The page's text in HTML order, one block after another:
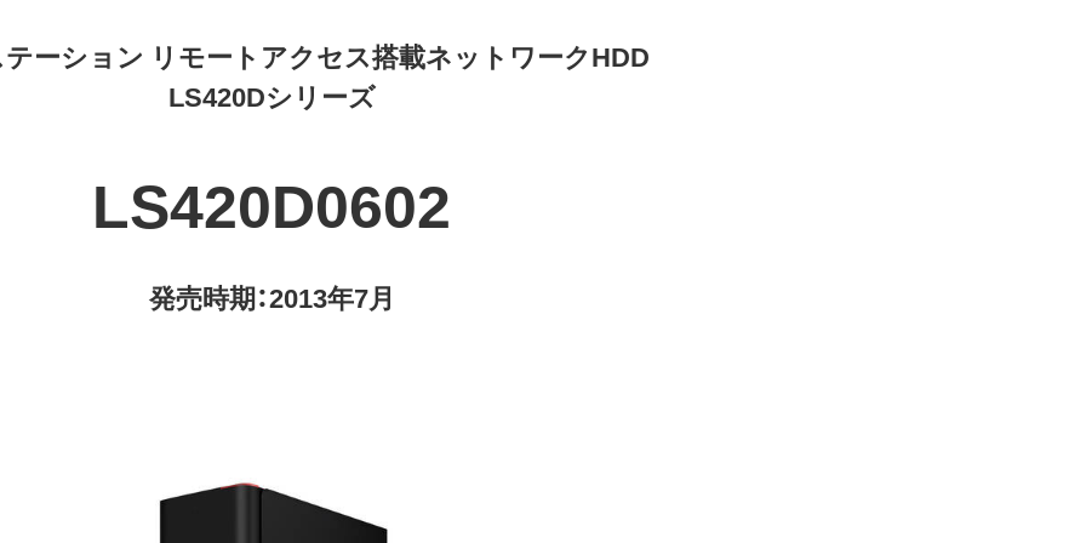
ーション リモートアクセス搭載ネットワークHDD
LS420Dシリーズ
LS420D0602
発売時期：2013年7月